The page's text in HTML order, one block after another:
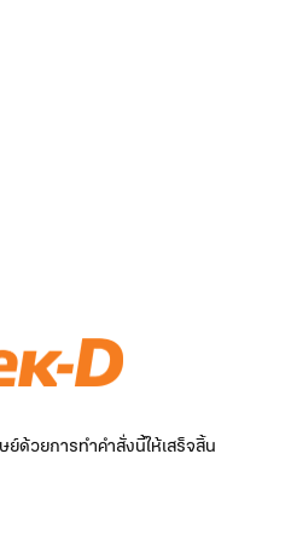
ด้วยการทำคำสั่งนี้ให้เสร็จสิ้น